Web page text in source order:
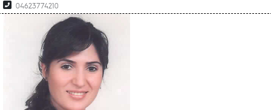
04623774210